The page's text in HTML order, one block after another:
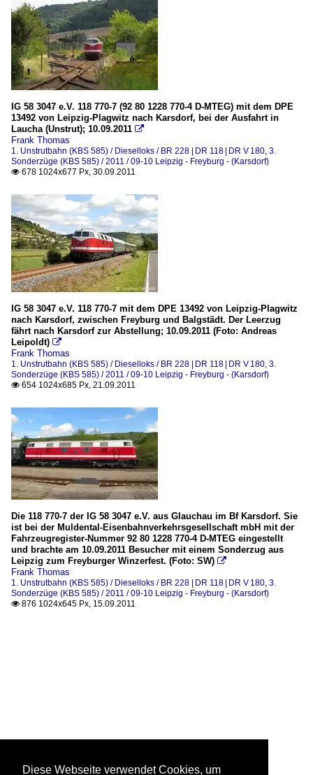
IG 58 3047 e.V. 118 770-7 (92 80 1228 770-4 D-MTEG) mit dem DPE
13492 von Leipzig-Plagwitz nach Karsdorf, bei der Ausfahrt in
Laucha (Unstrut); 10.09.2011 
Frank Thomas
1. Unstrutbahn (KBS 585) / Dieselloks / BR 228 | DR 118 | DR V 180, 3.
Sonderzüge (KBS 585) / 2011 / 09-10 Leipzig - Freyburg - (Karsdorf)
 678 1024x677 Px, 30.09.2011
IG 58 3047 e.V. 118 770-7 mit dem DPE 13492 von Leipzig-Plagwitz
nach Karsdorf, zwischen Freyburg und Balgstädt. Der Leerzug
fährt nach Karsdorf zur Abstellung; 10.09.2011 (Foto: Andreas
Leipoldt) 
Frank Thomas
1. Unstrutbahn (KBS 585) / Dieselloks / BR 228 | DR 118 | DR V 180, 3.
Sonderzüge (KBS 585) / 2011 / 09-10 Leipzig - Freyburg - (Karsdorf)
 654 1024x685 Px, 21.09.2011
Die 118 770-7 der IG 58 3047 e.V. aus Glauchau im Bf Karsdorf. Sie
ist bei der Muldental-Eisenbahnverkehrsgesellschaft mbH mit der
Fahrzeugregister-Nummer 92 80 1228 770-4 D-MTEG eingestellt
und brachte am 10.09.2011 Besucher mit einem Sonderzug aus
Leipzig zum Freyburger Winzerfest. (Foto: SW) 
Frank Thomas
1. Unstrutbahn (KBS 585) / Dieselloks / BR 228 | DR 118 | DR V 180, 3.
Sonderzüge (KBS 585) / 2011 / 09-10 Leipzig - Freyburg - (Karsdorf)
 876 1024x645 Px, 15.09.2011
Diese Webseite verwendet Cookies, um